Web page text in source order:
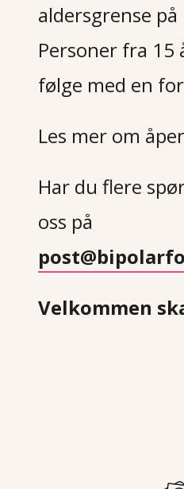
aldersgrense på
Personer fra 15
følge med en
Les mer om
Har du flere
Velkommen